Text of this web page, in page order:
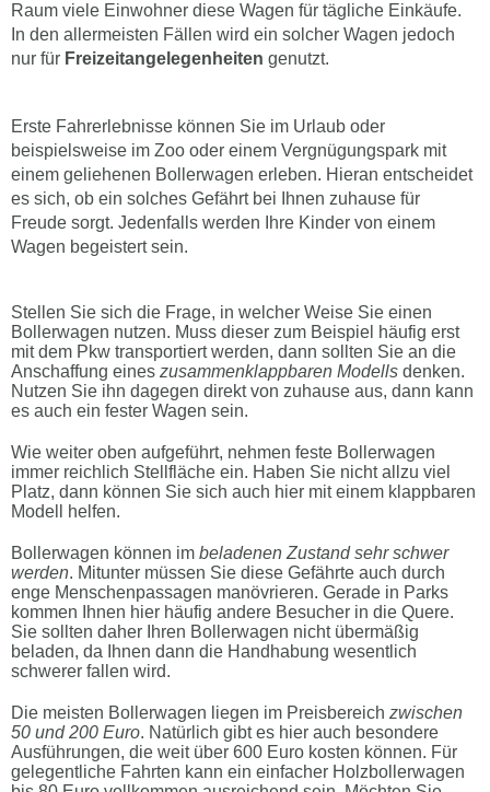
Raum viele Einwohner diese Wagen für tägliche Einkäufe.
In den allermeisten Fällen wird ein solcher Wagen jedoch
nur für Freizeitangelegenheiten genutzt.
Erste Fahrerlebnisse können Sie im Urlaub oder
beispielsweise im Zoo oder einem Vergnügungspark mit
einem geliehenen Bollerwagen erleben. Hieran entscheidet
es sich, ob ein solches Gefährt bei Ihnen zuhause für
Freude sorgt. Jedenfalls werden Ihre Kinder von einem
Wagen begeistert sein.
Stellen Sie sich die Frage, in welcher Weise Sie einen
Bollerwagen nutzen. Muss dieser zum Beispiel häufig erst
mit dem Pkw transportiert werden, dann sollten Sie an die
Anschaffung eines zusammenklappbaren Modells denken.
Nutzen Sie ihn dagegen direkt von zuhause aus, dann kann
es auch ein fester Wagen sein.
Wie weiter oben aufgeführt, nehmen feste Bollerwagen
immer reichlich Stellfläche ein. Haben Sie nicht allzu viel
Platz, dann können Sie sich auch hier mit einem klappbaren
Modell helfen.
Bollerwagen können im beladenen Zustand sehr schwer
werden. Mitunter müssen Sie diese Gefährte auch durch
enge Menschenpassagen manövrieren. Gerade in Parks
kommen Ihnen hier häufig andere Besucher in die Quere.
Sie sollten daher Ihren Bollerwagen nicht übermäßig
beladen, da Ihnen dann die Handhabung wesentlich
schwerer fallen wird.
Die meisten Bollerwagen liegen im Preisbereich zwischen
50 und 200 Euro. Natürlich gibt es hier auch besondere
Ausführungen, die weit über 600 Euro kosten können. Für
gelegentliche Fahrten kann ein einfacher Holzbollerwagen